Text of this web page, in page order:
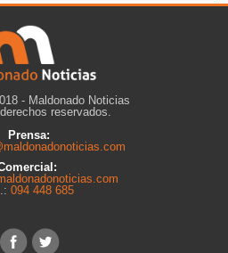
- Maldonado Noticias
reservados.
Prensa:
094 448 685